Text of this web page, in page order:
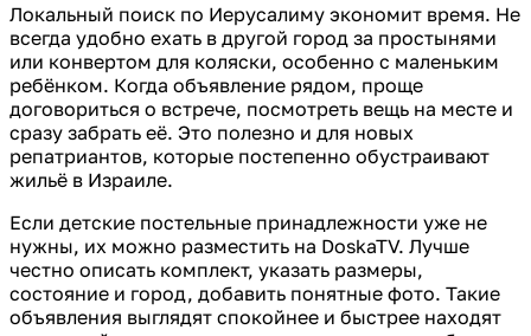
Локальный поиск по Иерусалиму экономит время. Не
всегда удобно ехать в другой город за простынями
или конвертом для коляски, особенно с маленьким
ребёнком. Когда объявление рядом, проще
договориться о встрече, посмотреть вещь на месте и
сразу забрать её. Это полезно и для новых
репатриантов, которые постепенно обустраивают
жильё в Израиле.
Если детские постельные принадлежности уже не
нужны, их можно разместить на DoskaTV. Лучше
честно описать комплект, указать размеры,
состояние и город, добавить понятные фото. Такие
объявления выглядят спокойнее и быстрее находят